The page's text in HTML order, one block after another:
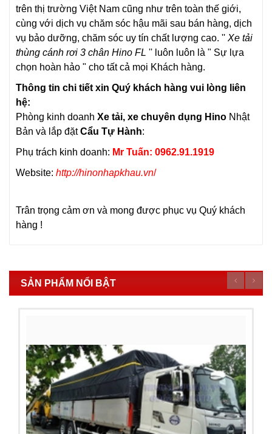
trên thị trường Việt Nam cũng như trên toàn thế giới,
cùng với dịch vụ chăm sóc hậu mãi sau bán hàng, dịch
vụ bảo dưỡng, chăm sóc uy tín chất lượng cao. '' Xe tải
thùng cánh rơi 3 chân Hino FL '' luôn luôn là " Sự lựa
chọn hoàn hảo " cho tất cả mọi Khách hàng.
Thông tin chi tiết xin Quý khách hàng vui lòng liên
hệ:
Phòng kinh doanh Xe tải, xe chuyên dụng Hino Nhật
Bản và lắp đặtCẩu Tự Hành:
Phụ trách kinh doanh: Mr Tuấn: 0962.91.1919
Website: http://hinonhapkhau.vn/
Trân trọng cảm ơn và mong được phục vụ Quý khách
hàng !
SẢN PHẨM NỔI BẬT